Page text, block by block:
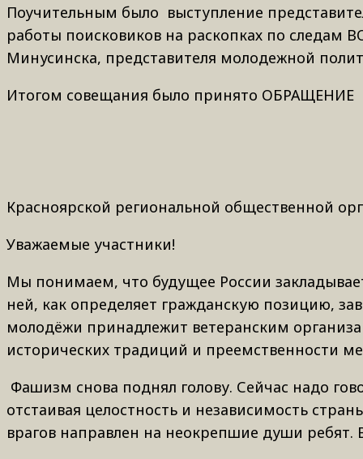
Поучительным было выступление
работы поисковиков на раскопках по следам
Минусинска, представителя молодежной
Итогом совещания было принято ОБРАЩЕНИЕ
Красноярской региональной общественной
Уважаемые участники!
Мы понимаем, что будущее России
ней, как определяет гражданскую позицию,
молодёжи принадлежит ветеранским
исторических традиций и преемственности
Фашизм снова поднял голову. Сейчас надо
отстаивая целостность и независимость
врагов направлен на неокрепшие души ребят.